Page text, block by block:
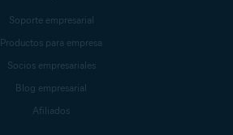
Soporte empresarial
Productos para empresa
Socios empresariales
Blog empresarial
Afiliados